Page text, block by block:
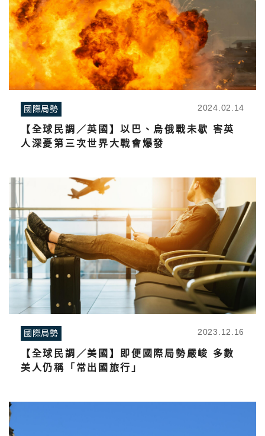
國際局勢 2024.02.14
【全球民調／英國】以巴、烏俄戰未歇 害英
人深憂第三次世界大戰會爆發
國際局勢 2023.12.16
【全球民調／美國】即便國際局勢嚴峻 多數
美人仍稱「常出國旅行」